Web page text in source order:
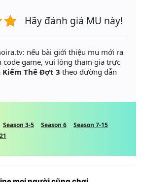
Hãy đánh giá MU này!
nếu bài giới thiệu mu mới ra
code game, vui lòng tham gia trực
Kiếm Thế Đợt 3 theo đường dẫn
Season 3-5 Season 6
Season 7-15